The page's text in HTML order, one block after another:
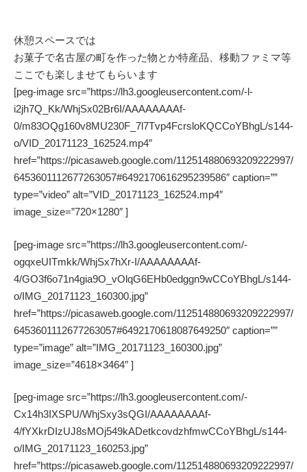
休憩スペースでは
お菓子で名古屋の町を作った物とか特産品、移動ファミマ等
ここでも楽しませてもらいます
[peg-image src=”https://lh3.googleusercontent.com/-l-
i2jh7Q_Kk/WhjSx02Br6I/AAAAAAAAf-
0/m83OQg160v8MU230F_7l7Tvp4FcrsloKQCCoYBhgL/s144-
o/VID_20171123_162524.mp4″
href=”https://picasaweb.google.com/112514880693209222997/
6453601112677263057#6492170616295239586″ caption=””
type=”video” alt=”VID_20171123_162524.mp4″
image_size=”720×1280″ ]
[peg-image src=”https://lh3.googleusercontent.com/-
ogqxeUITmkk/WhjSx7hXr-I/AAAAAAAAf-
4/GO3f6o71n4gia9O_vOlqG6EHb0edggn9wCCoYBhgL/s144-
o/IMG_20171123_160300.jpg”
href=”https://picasaweb.google.com/112514880693209222997/
6453601112677263057#6492170618087649250″ caption=””
type=”image” alt=”IMG_20171123_160300.jpg”
image_size=”4618×3464″ ]
[peg-image src=”https://lh3.googleusercontent.com/-
Cx14h3IXSPU/WhjSxy3sQGI/AAAAAAAAf-
4/fYXkrDIzUJ8sMOj549kADetkcovdzhfmwCCoYBhgL/s144-
o/IMG_20171123_160253.jpg”
href=”https://picasaweb.google.com/112514880693209222997/